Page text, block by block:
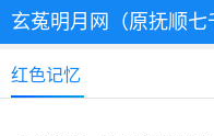
玄菟明月网（原抚顺七
红色记忆